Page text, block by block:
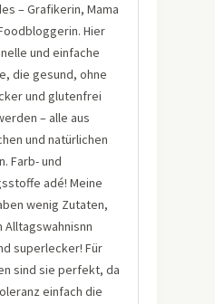
– Grafikerin, Mama
Hier
und einfache
die gesund, ohne
und glutenfrei
– alle aus
und natürlichen
Farb- und
adé! Meine
wenig Zutaten,
Alltagswahnisnn
superlecker! Für
sind sie perfekt, da
einfach die